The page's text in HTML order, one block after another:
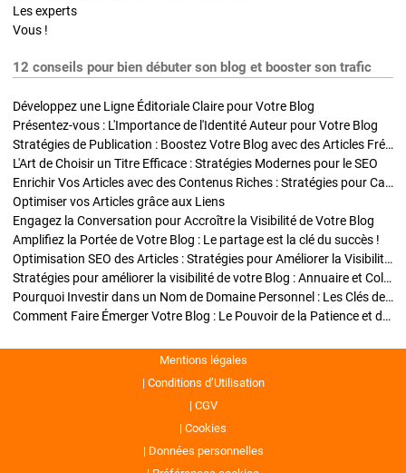
Les experts
Vous !
12 conseils pour bien débuter son blog et booster son trafic
Développez une Ligne Éditoriale Claire pour Votre Blog
Présentez-vous : L'Importance de l'Identité Auteur pour Votre Blog
Stratégies de Publication : Boostez Votre Blog avec des Articles Fréquents et Exclusifs
L'Art de Choisir un Titre Efficace : Stratégies Modernes pour le SEO
Enrichir Vos Articles avec des Contenus Riches : Stratégies pour Captiver et Optimiser
Optimiser vos Articles grâce aux Liens
Engagez la Conversation pour Accroître la Visibilité de Votre Blog
Amplifiez la Portée de Votre Blog : Le partage est la clé du succès !
Optimisation SEO des Articles : Stratégies pour Améliorer la Visibilité de Votre Blog
Stratégies pour améliorer la visibilité de votre Blog : Annuaire et Collaborations
Pourquoi Investir dans un Nom de Domaine Personnel : Les Clés de la Réussite de Votre Blog
Comment Faire Émerger Votre Blog : Le Pouvoir de la Patience et de la Persévérance
Mentions légales
Conditions d’Utilisation
CGV
Cookies
Données personnelles